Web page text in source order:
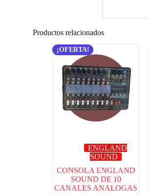
Productos relacionados
¡OFERTA!
ENGLAND
SOUND
CONSOLA ENGLAND
SOUND DE 10
CANALES ANALOGAS